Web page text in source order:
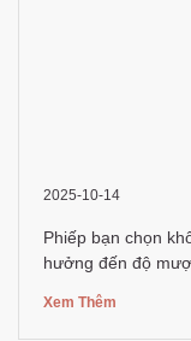
2025-10-14
Phiếp bạn chọn
hưởng đến độ
Xem Thêm